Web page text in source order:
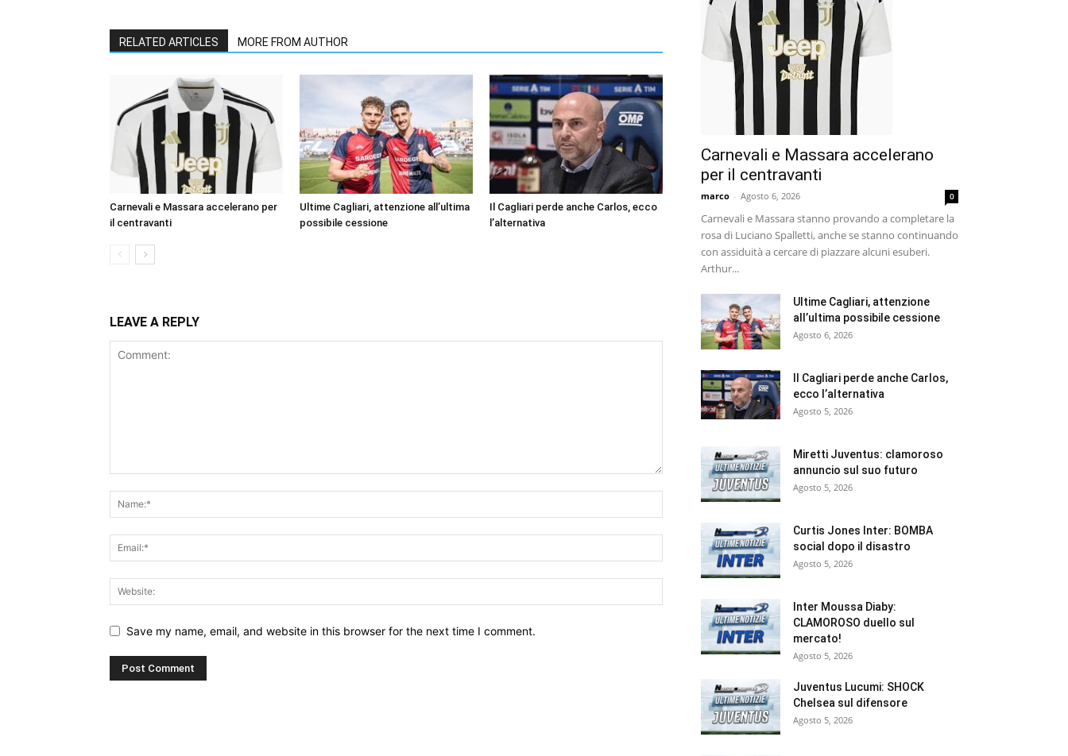
RELATED ARTICLES MORE FROM AUTHOR
Carnevali e Massara accelerano per
il centravanti
Ultime Cagliari, attenzione all’ultima
possibile cessione
Il Cagliari perde anche Carlos, ecco
l’alternativa
LEAVE A REPLY
Save my name, email, and website in this browser for the next time I comment.
Carnevali e Massara accelerano
per il centravanti
marco - Agosto 6, 2026 0
Carnevali e Massara stanno provando a completare la
rosa di Luciano Spalletti, anche se stanno continuando
con assiduità a cercare di piazzare alcuni esuberi.
Arthur...
Ultime Cagliari, attenzione
all’ultima possibile cessione
Agosto 6, 2026
Il Cagliari perde anche Carlos,
ecco l’alternativa
Agosto 5, 2026
Miretti Juventus: clamoroso
annuncio sul suo futuro
Agosto 5, 2026
Curtis Jones Inter: BOMBA
social dopo il disastro
Agosto 5, 2026
Inter Moussa Diaby:
CLAMOROSO duello sul
mercato!
Agosto 5, 2026
Juventus Lucumi: SHOCK
Chelsea sul difensore
Agosto 5, 2026